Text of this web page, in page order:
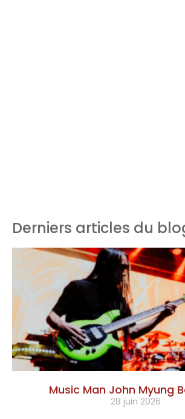
Derniers articles du
Music Man John Myung
28 juin 2026